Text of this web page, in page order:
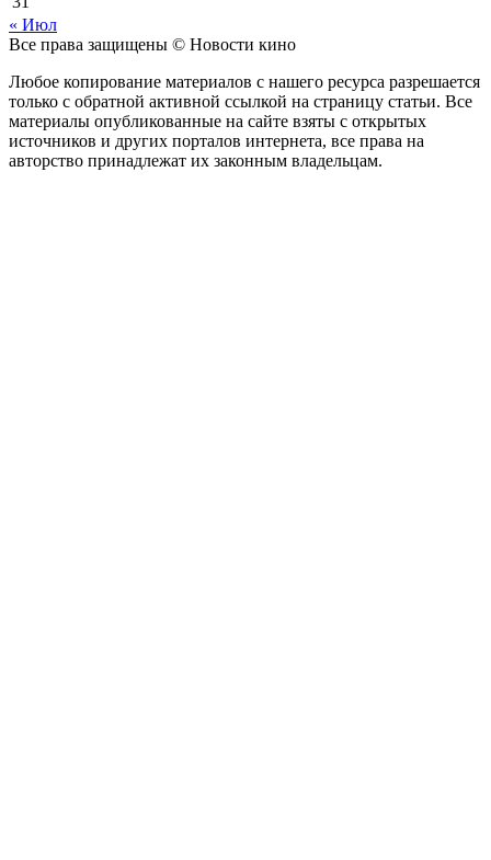
« Июл
Все права защищены © Новости кино
Любое копирование материалов с нашего ресурса разрешается
только с обратной активной ссылкой на страницу статьи. Все
материалы опубликованные на сайте взяты с открытых
источников и других порталов интернета, все права на
авторство принадлежат их законным владельцам.